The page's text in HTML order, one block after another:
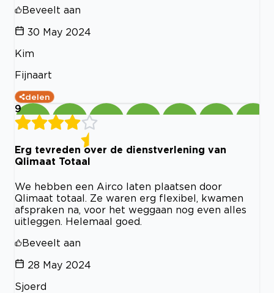
Beveelt aan
30 May 2024
Kim
Fijnaart
delen
9
Erg tevreden over de dienstverlening van
Qlimaat Totaal
We hebben een Airco laten plaatsen door
Qlimaat totaal. Ze waren erg flexibel, kwamen
afspraken na, voor het weggaan nog even alles
uitleggen. Helemaal goed.
Beveelt aan
28 May 2024
Sjoerd